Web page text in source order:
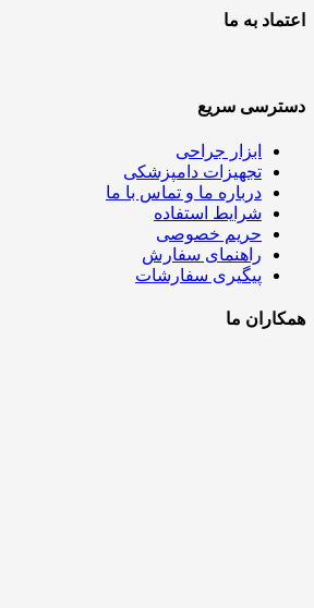
اعتماد به ما
دسترسی سریع
ابزار جراحی
تجهیزات دامپزشکی
درباره ما و تماس با ما
شرایط استفاده
حریم خصوصی
راهنمای سفارش
پیگیری سفارشات
همکاران ما